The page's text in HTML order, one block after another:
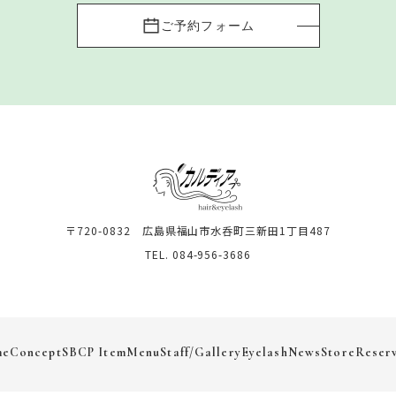
ご予約フォーム
〒720-0832 広島県福山市水呑町三新田1丁目487
TEL. 084-956-3686
ConceptSBCP ItemMenuStaff/GalleryEyelashNewsStore